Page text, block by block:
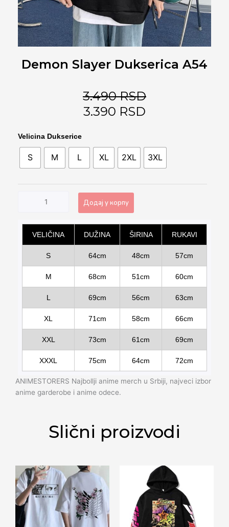
Demon Slayer Dukserica A54
3.490RSD
3.390 RSD
Velicina Dukserice
S M L XL 2XL 3XL
Demon
Slayer
Dukserica
A54
Додај у корпу
Alternative:
VELIČINA
DUŽINA ŠIRINA RUKAVI
S 64cm 48cm 57cm
M 68cm 51cm 60cm
L 69cm 56cm 63cm
XL 71cm 58cm 66cm
XXL 73cm 61cm 69cm
XXXL 75cm 64cm 72cm
ANIMESTORERS Najbollji anime merch u Srbiji, najveci izbor
anime garderobe i anime odece.
Slični proizvodi